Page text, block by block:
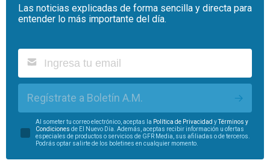
Las noticias explicadas de forma sencilla y directa para
entender lo más importante del día.
Regístrate a Boletín A.M.
Al someter tu correo electrónico, aceptas la Política de Privacidad yTérminos y
Condiciones de El Nuevo Día. Además, aceptas recibir información u ofertas
especiales de productos o servicios de GFR Media, sus afiliadas o de terceros.
Podrás optar salirte de los boletines en cualquier momento.